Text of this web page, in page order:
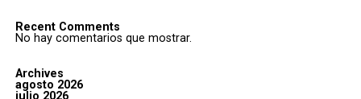
Recent Comments
No hay comentarios que mostrar.
Archives
agosto 2026